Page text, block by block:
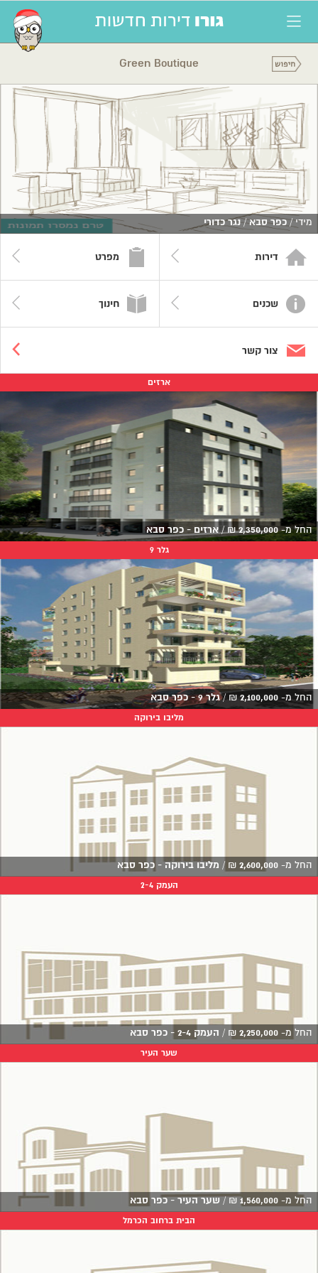
Green Boutique
מידי /כפר סבא/ נגר כדורי
דירות מפרט
שכנים חינוך
צור קשר
ארזים
החל מ-2,350,000
₪
/ ארזים - כפר סבא
גלר 9
החל מ- 2,100,000
₪
/גלר 9 - כפר סבא
מליבו בירוקה
החל מ- 2,600,000
₪
/ מליבו בירוקה - כפר סבא
העמק 2-4
החל מ- 2,250,000
₪
/ העמק 2-4 - כפר סבא
שער העיר
החל מ- 1,560,000
₪
/ שער העיר - כפר סבא
הבית ברחוב הכרמל